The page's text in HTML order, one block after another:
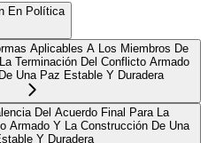
En Política
Aplicables A Los Miembros De
Terminación Del Conflicto Armado
Una Paz Estable Y Duradera
Del Acuerdo Final Para La
Armado Y La Construcción De Una
Y Duradera